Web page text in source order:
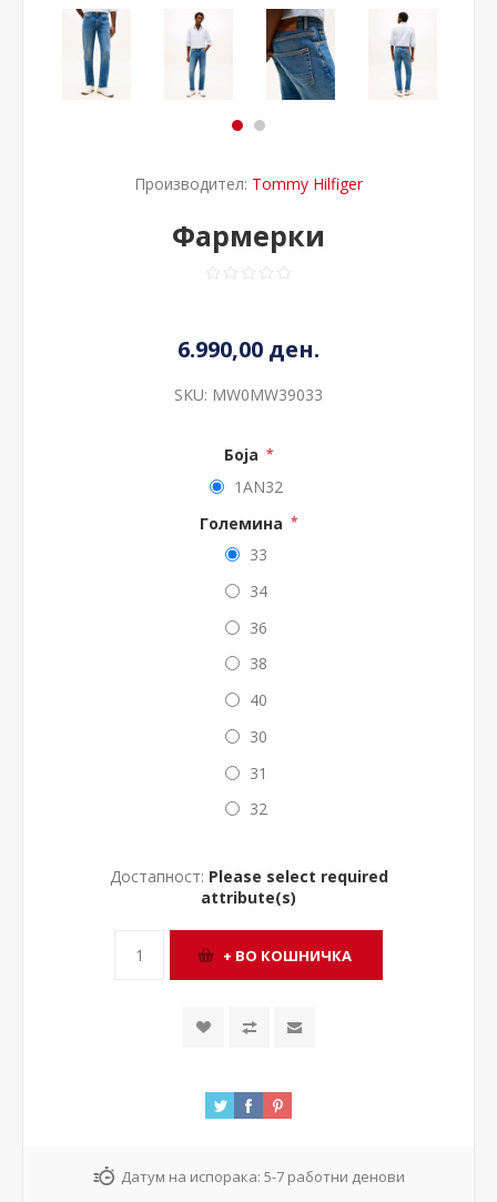
Производител: Tommy Hilfiger
Фармерки
6.990,00 ден.
SKU: MW0MW39033
Боја *
1AN32
Големина *
33
34
36
38
40
30
31
32
Достапност: Please select required
attribute(s)
Датум на испорака: 5-7 работни денови